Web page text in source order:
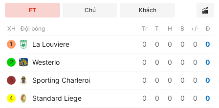
FT Chủ Khách
XH Đội bóng Tr T H B +/- Đ
1 La Louviere 0 0 0 0 0 0
2 Westerlo 0 0 0 0 0 0
3 Sporting Charleroi 0 0 0 0 0 0
4 Standard Liege 0 0 0 0 0 0